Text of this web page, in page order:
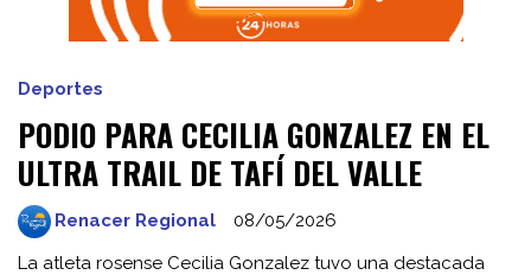
PODIO PARA CECILIA GONZALEZ EN EL
ULTRA TRAIL DE TAFÍ DEL VALLE
La atleta rosense Cecilia Gonzalez tuvo una destacada
Deportes
08/05/2026
Renacer Regional